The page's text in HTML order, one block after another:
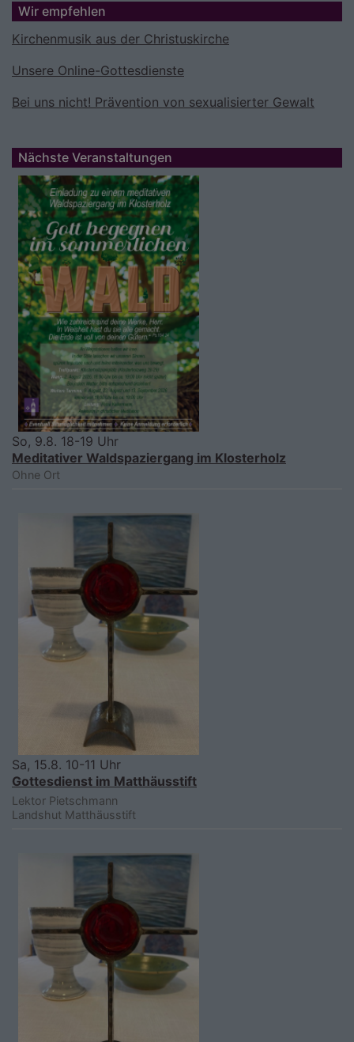
Wir empfehlen
Kirchenmusik aus der Christuskirche
Unsere Online-Gottesdienste
Bei uns nicht! Prävention von sexualisierter Gewalt
Nächste Veranstaltungen
So, 9.8. 18-19 Uhr
Meditativer Waldspaziergang im Klosterholz
Ohne Ort
Sa, 15.8. 10-11 Uhr
Gottesdienst im Matthäusstift
Lektor Pietschmann
Landshut Matthäusstift